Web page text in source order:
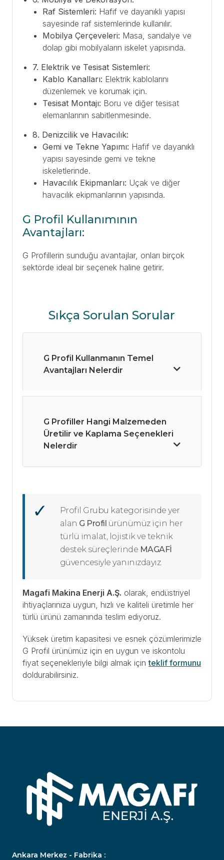
Raf Sistemleri: Hafif ve dayanıklı yapısı
sayesinde raf sistemlerinde kullanılır.
Mobilya Çerçeveleri: Masa, sandalye ve
dolap gibi mobilyaların iskelet yapısında.
7. Elektrik ve Tesisat Sistemleri:
Kablo Kanalları: Elektrik kablolarını
düzenlemek ve korumak için.
Tesisat Montajı: Boru ve diğer tesisat
elemanlarının sabitlenmesinde.
8. Denizcilik ve Havacılık:
Gemi ve Tekne Yapımı: Hafif ve dayanıklı
yapısı sayesinde gemi ve tekne
iskeletlerinde.
Havacılık Ekipmanları: Uçak ve diğer
havacılık ekipmanlarının yapısında.
G Profil Kullanımının
Avantajları:
G Profillerin sunduğu avantajlar, onları birçok
sektörde ideal bir seçenek haline getirir.
Sıkça Sorulan Sorular
G Profil Kullanmanın Temel
Avantajları Nelerdir
G Profiller Hangi Malzemeden
Üretilir ve Kaplama Seçenekleri
Nelerdir
Profil Grubu kategorisinde yer
alan G Profil ürünümüz için her
türlü imalat, lojistik ve teknik
destek süreçlerinde MAGAFİ
güvencesiyle yanınızdayız.
Magafi Makina Enerji A.Ş. olarak, endüstriyel
ihtiyaçlarınıza uygun, hızlı ve kaliteli üretimle her
türlü ürünü zamanında teslim ediyoruz.
Yüksek üretim kapasitesi ve esnek çözümlerimizle
G Profil ürünümüz için en uygun ve iskontolu
fiyat seçenekleriyle bilgi almak içinteklif formunu
doldurabilirsiniz.
Ankara Merkez - Fabrika :